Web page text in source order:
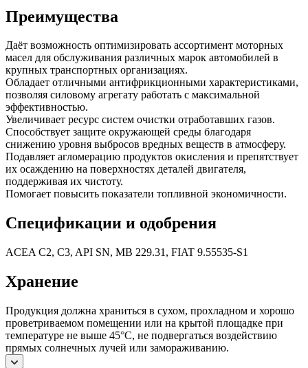
Преимущества
Даёт возможность оптимизировать ассортимент моторных
масел для обслуживания различных марок автомобилей в
крупных транспортных организациях.
Обладает отличными антифрикционными характеристиками,
позволяя силовому агрегату работать с максимальной
эффективностью.
Увеличивает ресурс систем очистки отработавших газов.
Способствует защите окружающей среды благодаря
снижению уровня выбросов вредных веществ в атмосферу.
Подавляет агломерацию продуктов окисления и препятствует
их осаждению на поверхностях деталей двигателя,
поддерживая их чистоту.
Помогает повысить показатели топливной экономичности.
Спецификации и одобрения
ACEA C2, C3, API SN, MB 229.31, FIAT 9.55535-S1
Хранение
Продукция должна храниться в сухом, прохладном и хорошо
проветриваемом помещении или на крытой площадке при
температуре не выше 45°C, не подвергаться воздействию
прямых солнечных лучей или замораживанию.